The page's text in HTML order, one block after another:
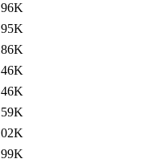
46K
46K
59K
99K